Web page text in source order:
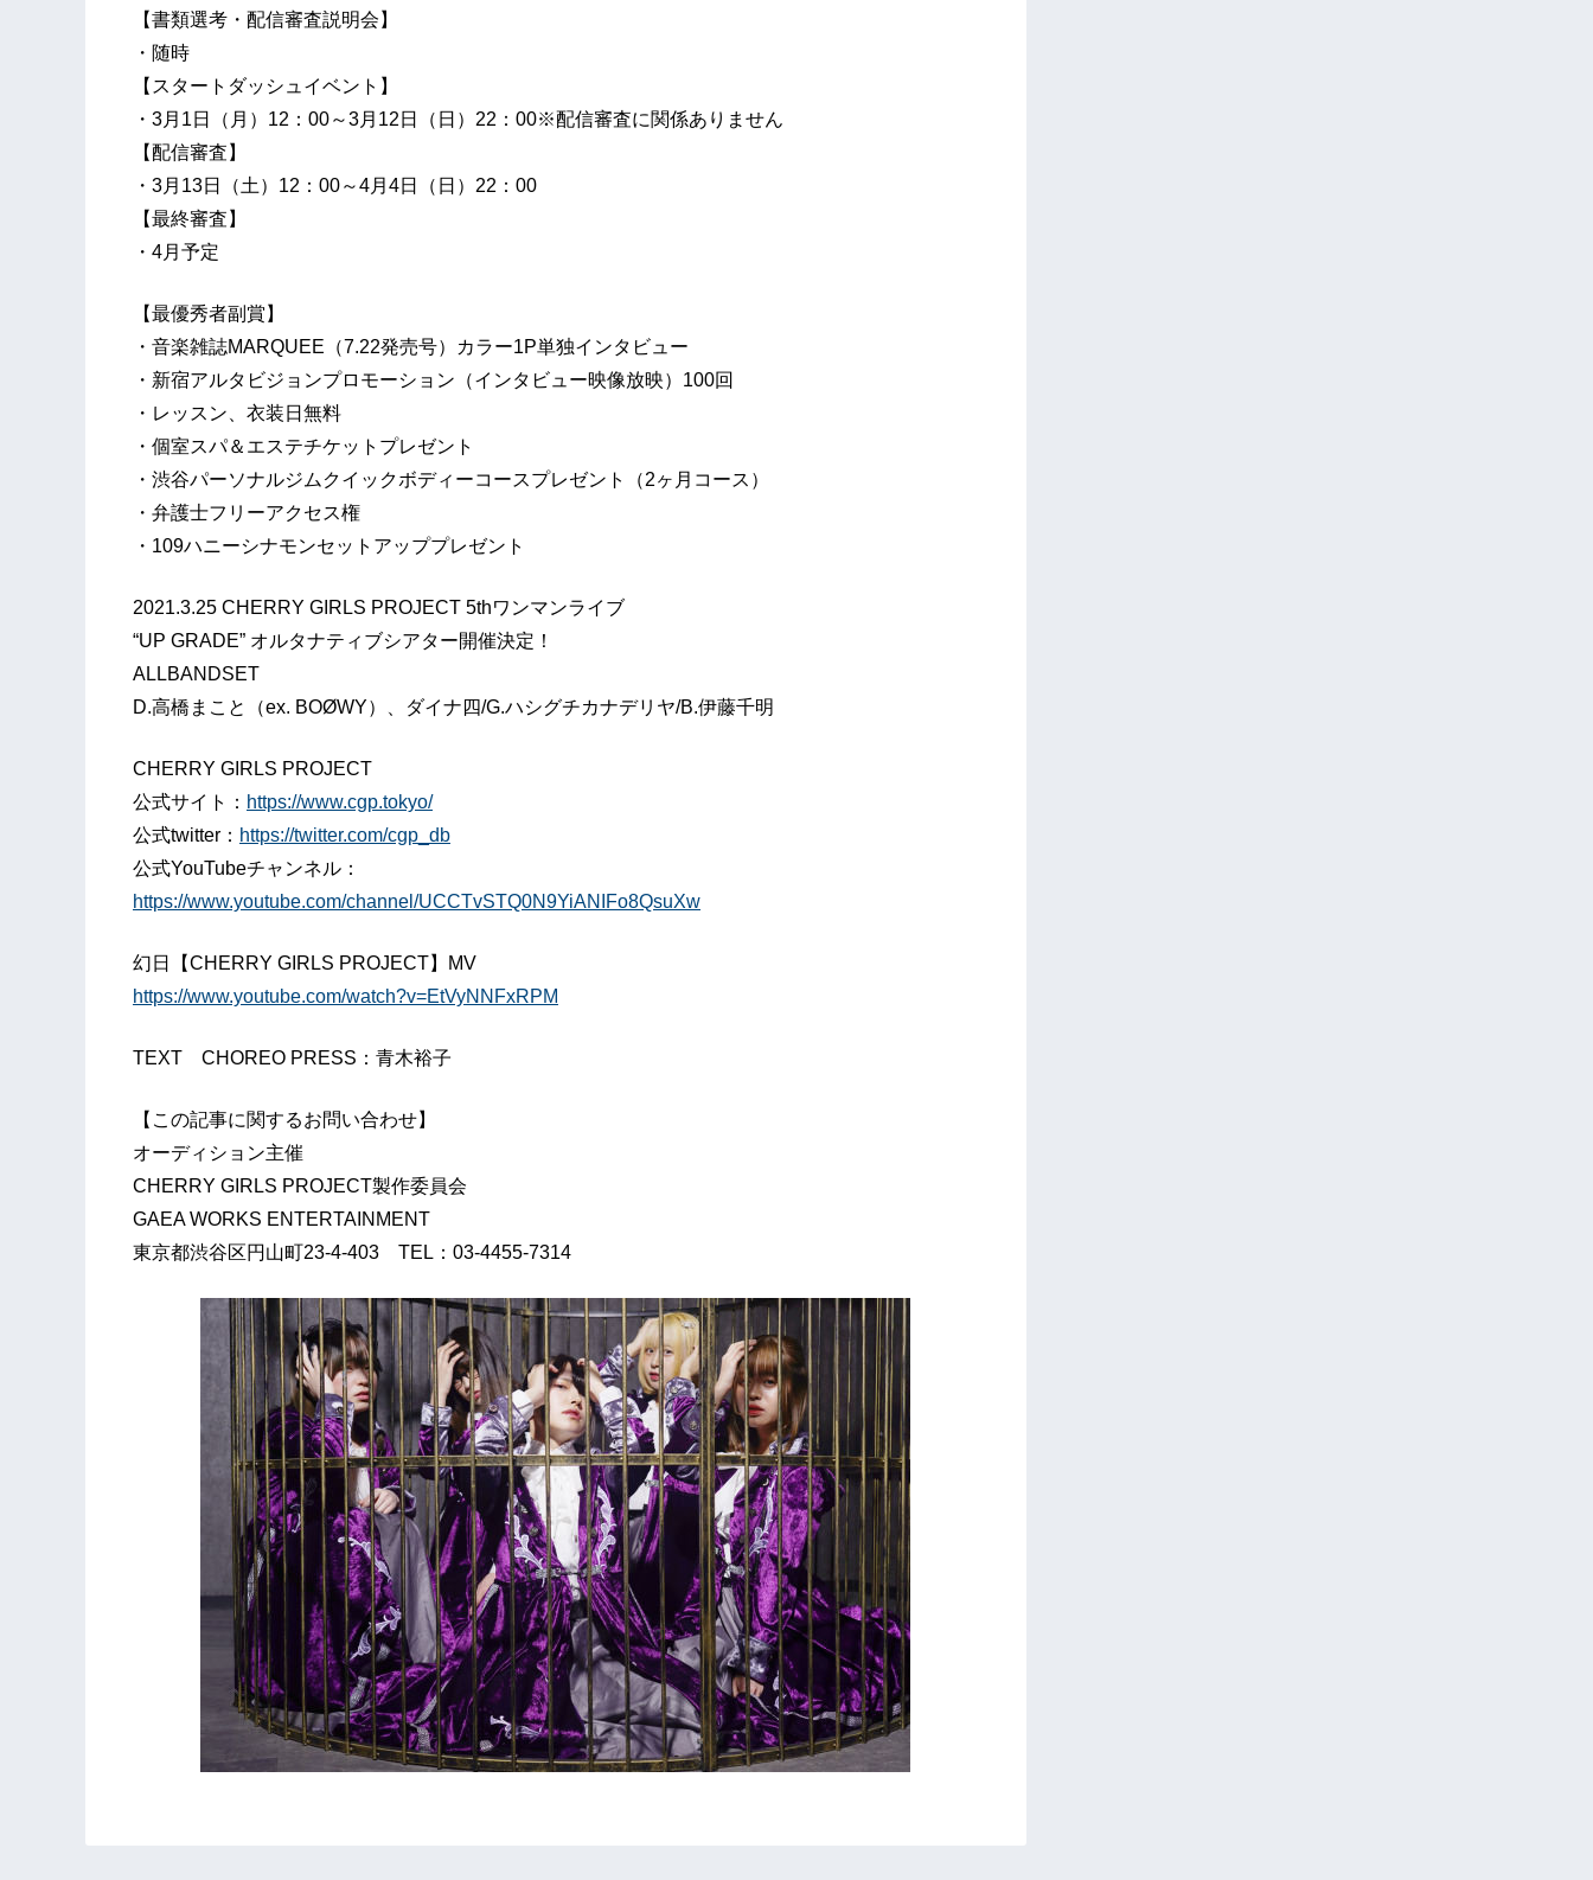
【書類選考・配信審査説明会】
・随時
【スタートダッシュイベント】
・3月1日（月）12：00～3月12日（日）22：00※配信審査に関係ありません
【配信審査】
・3月13日（土）12：00～4月4日（日）22：00
【最終審査】
・4月予定
【最優秀者副賞】
・音楽雑誌MARQUEE（7.22発売号）カラー1P単独インタビュー
・新宿アルタビジョンプロモーション（インタビュー映像放映）100回
・レッスン、衣装日無料
・個室スパ＆エステチケットプレゼント
・渋谷パーソナルジムクイックボディーコースプレゼント（2ヶ月コース）
・弁護士フリーアクセス権
・109ハニーシナモンセットアッププレゼント
2021.3.25 CHERRY GIRLS PROJECT 5thワンマンライブ
“UP GRADE” オルタナティブシアター開催決定！
ALLBANDSET
D.高橋まこと（ex. BOØWY）、ダイナ四/G.ハシグチカナデリヤ/B.伊藤千明
CHERRY GIRLS PROJECT
公式サイト： https://www.cgp.tokyo/
公式twitter： https://twitter.com/cgp_db
公式YouTubeチャンネル：
https://www.youtube.com/channel/UCCTvSTQ0N9YiANIFo8QsuXw
幻日【CHERRY GIRLS PROJECT】MV
https://www.youtube.com/watch?v=EtVyNNFxRPM
TEXT CHOREO PRESS：青木裕子
【この記事に関するお問い合わせ】
オーディション主催
CHERRY GIRLS PROJECT製作委員会
GAEA WORKS ENTERTAINMENT
東京都渋谷区円山町23-4-403 TEL：03-4455-7314